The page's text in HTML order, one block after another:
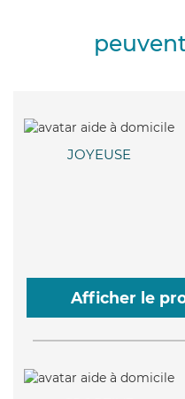
JOYEUSE
Afficher le